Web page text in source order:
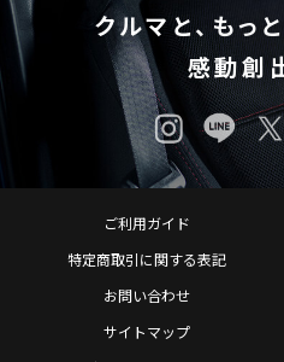
クルマと、もっ
感動創
ご利用ガイド
特定商取引に関する表記
お問い合わせ
サイトマップ